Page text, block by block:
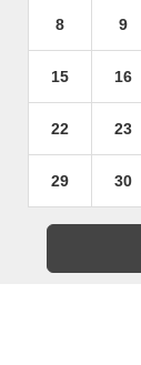
8 9
15 16
22 23
29 30